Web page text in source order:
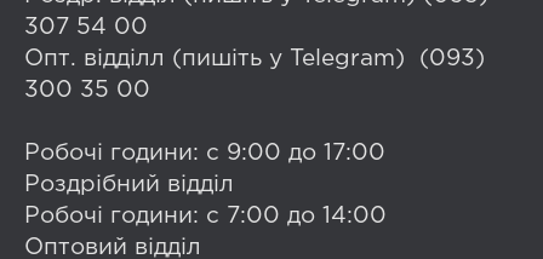
307 54 00
Опт. відділл (пишіть у Telegram) (093)
300 35 00
Робочі години: с 9:00 до 17:00
Роздрібний відділ
Робочі години: с 7:00 до 14:00
Оптовий відділ